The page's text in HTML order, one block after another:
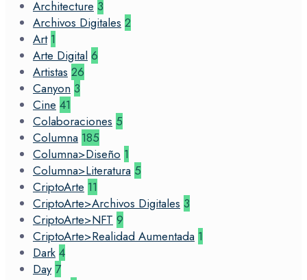
Architecture 3
Archivos Digitales 2
Art 1
Arte Digital 6
Artistas 26
Canyon 3
Cine 41
Colaboraciones 5
Columna 185
Columna>Diseño 1
Columna>Literatura 5
CriptoArte 11
CriptoArte>Archivos Digitales 3
CriptoArte>NFT 9
CriptoArte>Realidad Aumentada 1
Dark 4
Day 7